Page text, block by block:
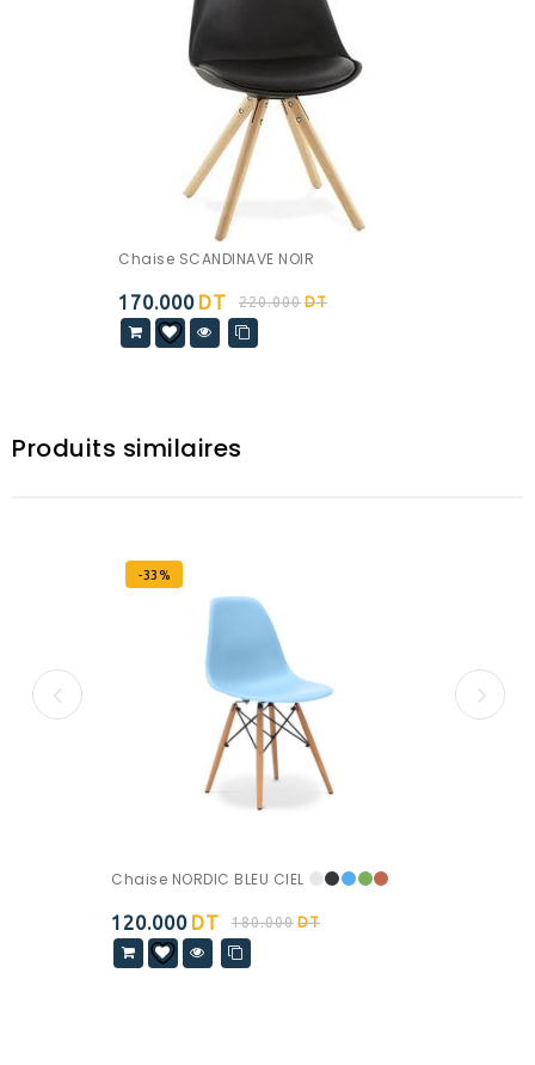
Chaise SCANDINAVE NOIR
220.000 DT
170.000 DT
Produits similaires
-33%
Chaise NORDIC BLEU CIEL
180.000 DT
120.000 DT